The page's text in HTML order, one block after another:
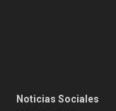
Noticias Sociales